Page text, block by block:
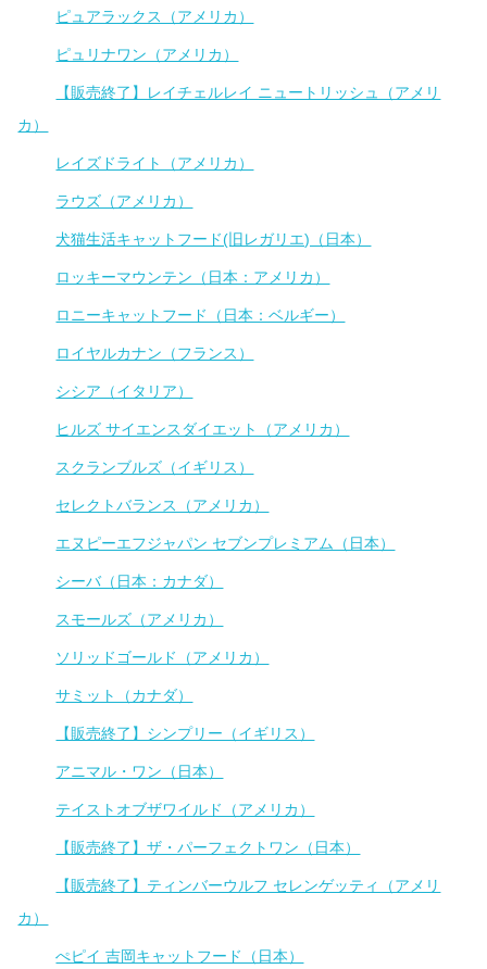
ピュアラックス（アメリカ）
ピュリナワン（アメリカ）
【販売終了】レイチェルレイ ニュートリッシュ（アメリ
カ）
レイズドライト（アメリカ）
ラウズ（アメリカ）
犬猫生活キャットフード(旧レガリエ)（日本）
ロッキーマウンテン（日本：アメリカ）
ロニーキャットフード（日本：ベルギー）
ロイヤルカナン（フランス）
シシア（イタリア）
ヒルズ サイエンスダイエット（アメリカ）
スクランブルズ（イギリス）
セレクトバランス（アメリカ）
エヌピーエフジャパン セブンプレミアム（日本）
シーバ（日本：カナダ）
スモールズ（アメリカ）
ソリッドゴールド（アメリカ）
サミット（カナダ）
【販売終了】シンプリー（イギリス）
アニマル・ワン（日本）
テイストオブザワイルド（アメリカ）
【販売終了】ザ・パーフェクトワン（日本）
【販売終了】ティンバーウルフ セレンゲッティ（アメリ
カ）
ぺピイ 吉岡キャットフード（日本）